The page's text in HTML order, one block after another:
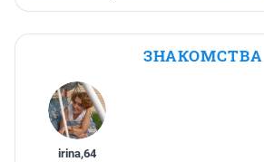
ЗНАКОМСТВА
irina,64